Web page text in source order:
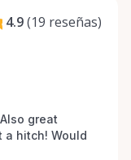
4.9(19 reseñas)
great
hitch! Would